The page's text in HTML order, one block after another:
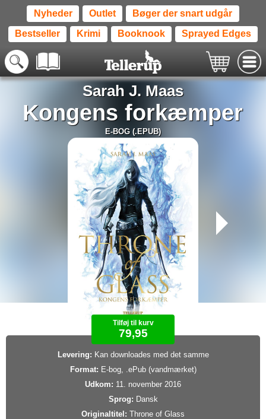
Nyheder Outlet Bøger der snart udgår
Bestseller Krimi Booknook Sprayed Edges
Sarah J. Maas
Kongens forkæmper
E-BOG (.EPUB)
Tilføj til kurv
79,95
Levering: Kan downloades med det samme
Format: E-bog, .ePub (vandmærket)
Udkom: 11. november 2016
Sprog: Dansk
Originaltitel: Throne of Glass